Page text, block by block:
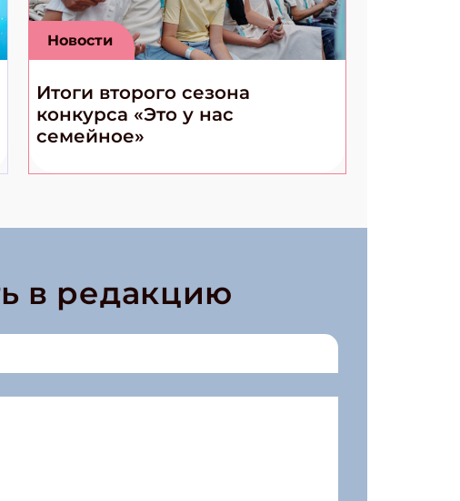
Новости
Итоги второго сезона
конкурса «Это у нас
семейное»
в редакцию